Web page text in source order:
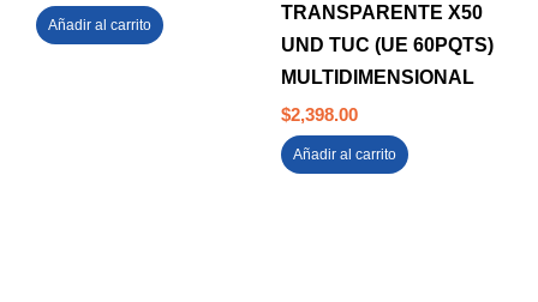
Añadir al carrito
TRANSPARENTE X50
UND TUC (UE 60PQTS)
MULTIDIMENSIONAL
$2,398.00
Añadir al carrito